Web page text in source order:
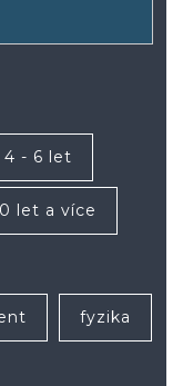
4 - 6 let
let a více
fyzika